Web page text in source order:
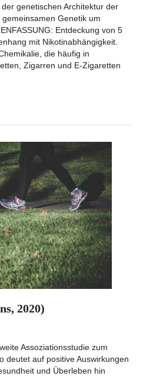
genetischen Architektur der
Genetik um
Entdeckung von 5
mit Nikotinabhängigkeit.
die häufig in
Zigarren und E-Zigaretten
2020)
Assoziationsstudie zum
deutet auf positive Auswirkungen
und Überleben hin